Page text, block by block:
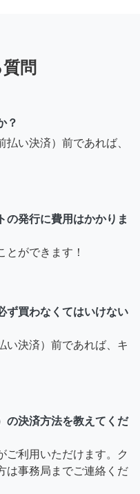
問
？
い決済）前であれば、
の発行に費用はかかりま
とができます！
ず買わなくてはいけない
い決済）前であれば、キ
の決済方法を教えてくだ
ご利用いただけます。ク
は事務局までご連絡くだ